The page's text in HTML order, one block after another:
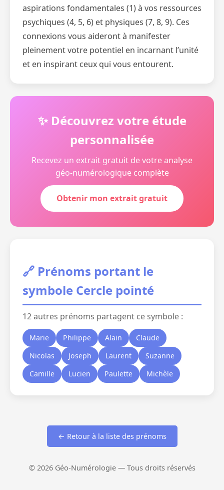
aspirations fondamentales (1) à vos ressources
psychiques (4, 5, 6) et physiques (7, 8, 9). Ces
connexions vous aideront à manifester
pleinement votre potentiel en incarnant l’unité
et en inspirant ceux qui vous entourent.
✨ Découvrez votre étude
personnalisée
Recevez un extrait gratuit de votre analyse
géo-numérologique complète
Obtenir mon extrait gratuit
🔗 Prénoms portant le
symbole Cercle pointé
12 autres prénoms partagent ce symbole :
Marie Philippe Alain
Claude
Nicolas
Joseph Laurent
Suzanne
Camille
Lucien Paulette Michèle
← Retour à la liste des prénoms
© 2026 Géo-Numérologie — Tous droits réservés